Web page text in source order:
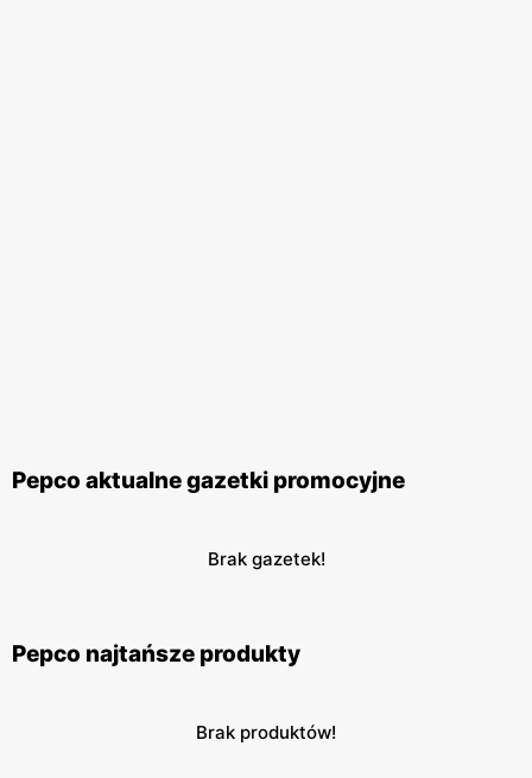
Pepco aktualne gazetki promocyjne
Brak gazetek!
Pepco najtańsze produkty
Brak produktów!